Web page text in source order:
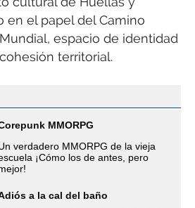
en el papel del Camino
espacio de identidad
territorial.
MMORPG
verdadero MMORPG de la vieja
¡Cómo los de antes, pero
a la cal del baño